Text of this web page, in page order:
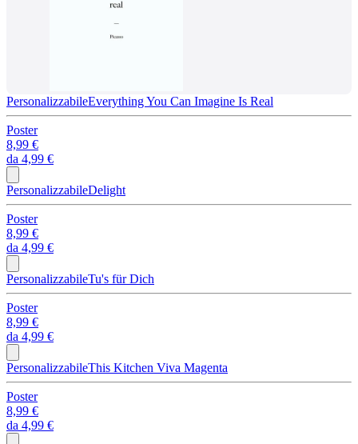
PersonalizzabileEverything You Can Imagine Is Real
Poster
8,99 €
da 4,99 €
PersonalizzabileDelight
Poster
8,99 €
da 4,99 €
PersonalizzabileTu's für Dich
Poster
8,99 €
da 4,99 €
PersonalizzabileThis Kitchen Viva Magenta
Poster
8,99 €
da 4,99 €